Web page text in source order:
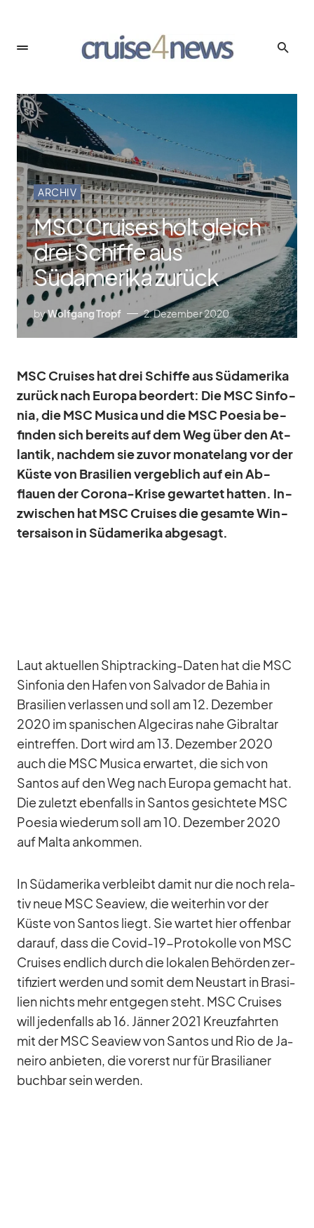
ARCHIV
MSC Cruises holt gleich
drei Schiffe aus
Südamerika zurück
byWolfgang Tropf 2. Dezember 2020
MSC Crui­ses hat drei Schiffe aus Süd­ame­rika
zu­rück nach Eu­ropa be­or­dert: Die MSC Sin­fo­
nia, die MSC Mu­sica und die MSC Poe­sia be­
fin­den sich be­reits auf dem Weg über den At­
lan­tik, nach­dem sie zu­vor mo­na­te­lang vor der
Küste von Bra­si­lien ver­geb­lich auf ein Ab­
flauen der Co­rona-Krise ge­war­tet hat­ten. In­
zwi­schen hat MSC Crui­ses die ge­samte Win­
ter­sai­son in Süd­ame­rika ab­ge­sagt.
Laut ak­tu­el­len Ship­track­ing-Da­ten hat die MSC
Sin­fo­nia den Ha­fen von Sal­va­dor de Ba­hia in
Bra­si­lien ver­las­sen und soll am 12. De­zem­ber
2020 im spa­ni­schen Al­ge­ci­ras nahe Gi­bral­tar
ein­tref­fen. Dort wird am 13. De­zem­ber 2020
auch die MSC Mu­sica er­war­tet, die sich von
San­tos auf den Weg nach Eu­ropa ge­macht hat.
Die zu­letzt eben­falls in San­tos ge­sich­tete MSC
Poe­sia wie­derum soll am 10. De­zem­ber 2020
auf Malta an­kom­men.
In Süd­ame­rika ver­bleibt da­mit nur die noch re­la­
tiv neue MSC Sea­view, die wei­ter­hin vor der
Küste von San­tos liegt. Sie war­tet hier of­fen­bar
dar­auf, dass die Co­vid-19-Pro­to­kolle von MSC
Crui­ses end­lich durch die lo­ka­len Be­hör­den zer­
ti­fi­ziert wer­den und so­mit dem Neu­start in Bra­si­
lien nichts mehr ent­ge­gen steht. MSC Crui­ses
will je­den­falls ab 16. Jän­ner 2021 Kreuz­fahr­ten
mit der MSC Sea­view von San­tos und Rio de Ja­
neiro an­bie­ten, die vor­erst nur für Bra­si­lia­ner
buch­bar sein wer­den.